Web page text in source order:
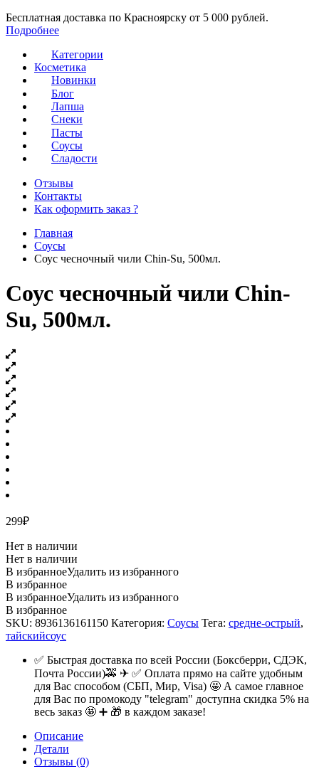
Бесплатная доставка по Красноярску от 5 000 рублей.
Подробнее
Категории
Косметика
Новинки
Блог
Лапша
Снеки
Пасты
Соусы
Сладости
Отзывы
Контакты
Как оформить заказ ?
Главная
Соусы
Соус чесночный чили Chin-Su, 500мл.
Соус чесночный чили Chin-
Su, 500мл.
299₽
Нет в наличии
Нет в наличии
В избранноеУдалить из избранного
В избранное
В избранноеУдалить из избранного
В избранное
SKU: 8936136161150 Категория: Соусы Тега: средне-острый,
тайскийсоус
✅ Быстрая доставка по всей России (Боксберри, СДЭК,
Почта России)🚕 ✈ ✅ Оплата прямо на сайте удобным
для Вас способом (СБП, Мир, Visa) 🤩 А самое главное
для Вас по промокоду "telegram" доступна скидка 5% на
весь заказ 🤩 ➕ 🎁 в каждом заказе!
Описание
Детали
Отзывы (0)